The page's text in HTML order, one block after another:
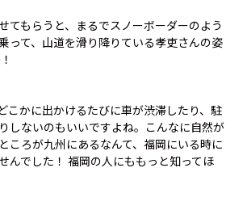
てもらうと、まるでスノーボーダーのよう
って、山道を滑り降りている孝吏さんの姿
こかに出かけるたびに車が渋滞したり、駐
しないのもいいですよね。こんなに自然が
ころが九州にあるなんて、福岡にいる時に
んでした！ 福岡の人にももっと知ってほ